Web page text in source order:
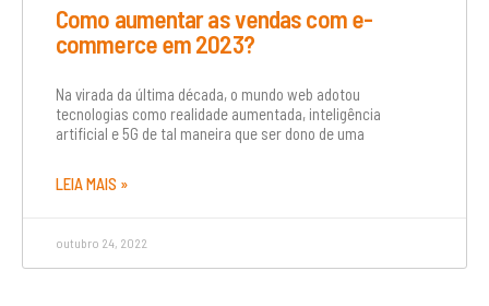
Como aumentar as vendas com e-
commerce em 2023?
Na virada da última década, o mundo web adotou
tecnologias como realidade aumentada, inteligência
artificial e 5G de tal maneira que ser dono de uma
LEIA MAIS »
outubro 24, 2022